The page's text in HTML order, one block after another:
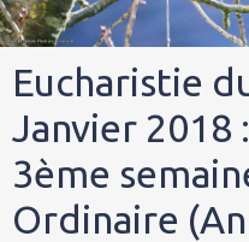
Eucharistie
Janvier 2018
3ème
Ordinaire